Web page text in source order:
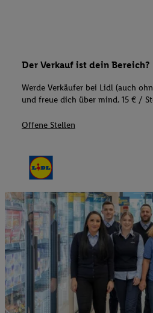
Der Verkauf ist dein Bereich?
Werde Verkäufer bei Lidl (auch
und freue dich über mind. 15 € /
Offene Stellen